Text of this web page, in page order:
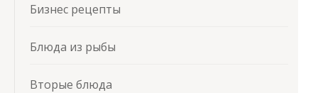
Бизнес рецепты
Блюда из рыбы
Вторые блюда